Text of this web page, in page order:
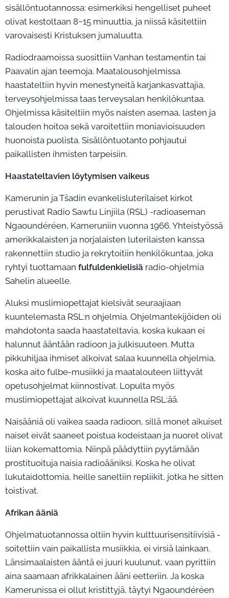
sisällöntuotannossa: esimerkiksi hengelliset puheet
olivat kestoltaan 8−15 minuuttia, ja niissä käsiteltiin
varovaisesti Kristuksen jumaluutta.
Radiodraamoissa suosittiin Vanhan testamentin tai
Paavalin ajan teemoja. Maatalousohjelmissa
haastateltiin hyvin menestyneitä karjankasvattajia,
terveysohjelmissa taas terveysalan henkilökuntaa.
Ohjelmissa käsiteltiin myös naisten asemaa, lasten ja
talouden hoitoa sekä varoitettiin moniavioisuuden
huonoista puolista. Sisällöntuotanto pohjautui
paikallisten ihmisten tarpeisiin.
Haastateltavien löytymisen vaikeus
Kamerunin ja Tšadin evankelisluterilaiset kirkot
perustivat Radio Sawtu Linjiila (RSL) -radioaseman
Ngaoundéréen, Kameruniin vuonna 1966. Yhteistyössä
amerikkalaisten ja norjalaisten luterilaisten kanssa
rakennettiin studio ja rekrytoitiin henkilökuntaa, joka
ryhtyi tuottamaan fulfuldenkielisiä radio-ohjelmia
Sahelin alueelle.
Aluksi muslimiopettajat kielsivät seuraajiaan
kuuntelemasta RSL:n ohjelmia. Ohjelmantekijöiden oli
mahdotonta saada haastateltavia, koska kukaan ei
halunnut ääntään radioon ja julkisuuteen. Mutta
pikkuhiljaa ihmiset alkoivat salaa kuunnella ohjelmia,
koska aito fulbe-musiikki ja maatalouteen liittyvät
opetusohjelmat kiinnostivat. Lopulta myös
muslimiopettajat alkoivat kuunnella RSL:ää.
Naisääniä oli vaikea saada radioon, sillä monet aikuiset
naiset eivät saaneet poistua kodeistaan ja nuoret olivat
liian kokemattomia. Niinpä päädyttiin pyytämään
prostituoituja naisia radioääniksi. Koska he olivat
lukutaidottomia, heille saneltiin repliikit, jotka he sitten
toistivat.
Afrikan ääniä
Ohjelmatuotannossa oltiin hyvin kulttuurisensitiivisiä -
soitettiin vain paikallista musiikkia, ei virsiä lainkaan.
Länsimaalaisten ääntä ei juuri kuulunut, vaan pyrittiin
aina saamaan afrikkalainen ääni eetteriin. Ja koska
Kamerunissa ei ollut kristittyjä, täytyi Ngaoundéréen